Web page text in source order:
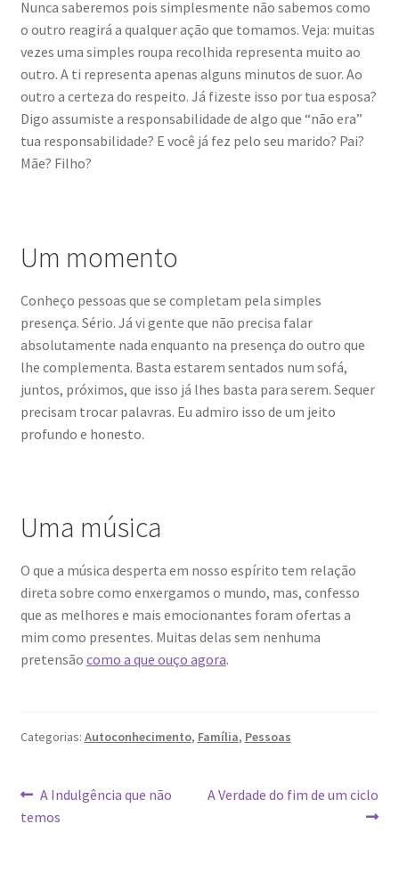
Nunca saberemos pois simplesmente não sabemos como
o outro reagirá a qualquer ação que tomamos. Veja: muitas
vezes uma simples roupa recolhida representa muito ao
outro. A ti representa apenas alguns minutos de suor. Ao
outro a certeza do respeito. Já fizeste isso por tua esposa?
Digo assumiste a responsabilidade de algo que “não era”
tua responsabilidade? E você já fez pelo seu marido? Pai?
Mãe? Filho?
Um momento
Conheço pessoas que se completam pela simples
presença. Sério. Já vi gente que não precisa falar
absolutamente nada enquanto na presença do outro que
lhe complementa. Basta estarem sentados num sofá,
juntos, próximos, que isso já lhes basta para serem. Sequer
precisam trocar palavras. Eu admiro isso de um jeito
profundo e honesto.
Uma música
O que a música desperta em nosso espírito tem relação
direta sobre como enxergamos o mundo, mas, confesso
que as melhores e mais emocionantes foram ofertas a
mim como presentes. Muitas delas sem nenhuma
pretensão como a que ouço agora.
Categorias: Autoconhecimento, Família, Pessoas
Navegação
de
Post
anterior:
A Indulgência que não
temos
Próximo
A Verdade do fim de um ciclo